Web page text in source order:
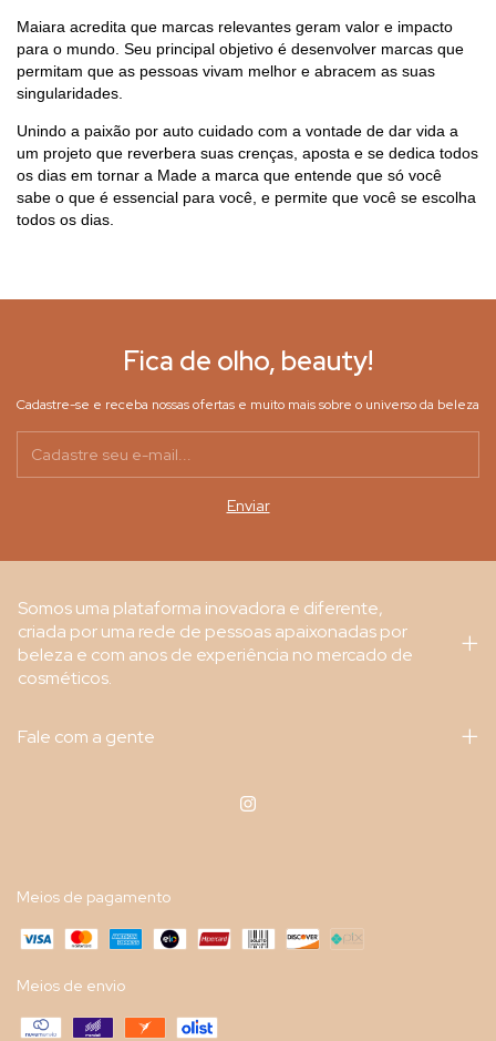
Maiara acredita que marcas relevantes geram valor e impacto
para o mundo. Seu principal objetivo é desenvolver marcas que
permitam que as pessoas vivam melhor e abracem as suas
singularidades.
Unindo a paixão por auto cuidado com a vontade de dar vida a
um projeto que reverbera suas crenças, aposta e se dedica todos
os dias em tornar a Made a marca que entende que só você
sabe o que é essencial para você, e permite que você se escolha
todos os dias.
Fica de olho, beauty!
Cadastre-se e receba nossas ofertas e muito mais sobre o universo da beleza
Somos uma plataforma inovadora e diferente,
criada por uma rede de pessoas apaixonadas por
beleza e com anos de experiência no mercado de
cosméticos.
Fale com a gente
Meios de pagamento
Meios de envio